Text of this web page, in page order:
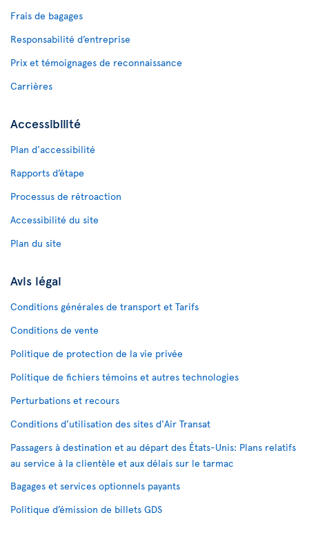
Frais de bagages
Responsabilité d’entreprise
Prix et témoignages de reconnaissance
Carrières
Accessibilité
Plan d'accessibilité
Rapports d’étape
Processus de rétroaction
Accessibilité du site
Plan du site
Avis légal
Conditions générales de transport et Tarifs
Conditions de vente
Politique de protection de la vie privée
Politique de fichiers témoins et autres technologies
Perturbations et recours
Conditions d’utilisation des sites d'Air Transat
Passagers à destination et au départ des États-Unis: Plans relatifs
au service à la clientèle et aux délais sur le tarmac
Bagages et services optionnels payants
Politique d’émission de billets GDS